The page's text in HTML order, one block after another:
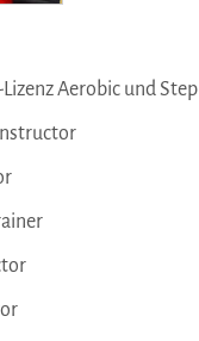
Aerobic und Step